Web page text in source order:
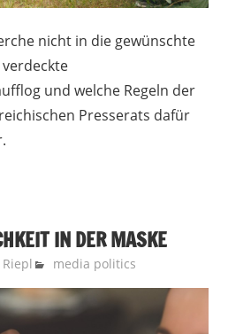
nicht in die gewünschte
und welche Regeln der
Presserats dafür
IN DER MASKE
Riepl media politics